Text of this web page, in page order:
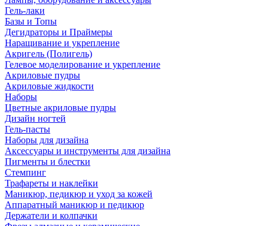
Гель-лаки
Базы и Топы
Дегидраторы и Праймеры
Наращивание и укрепление
Акригель (Полигель)
Гелевое моделирование и укрепление
Акриловые пудры
Акриловые жидкости
Наборы
Цветные акриловые пудры
Дизайн ногтей
Гель-пасты
Наборы для дизайна
Аксессуары и инструменты для дизайна
Пигменты и блестки
Стемпинг
Трафареты и наклейки
Маникюр, педикюр и уход за кожей
Аппаратный маникюр и педикюр
Держатели и колпачки